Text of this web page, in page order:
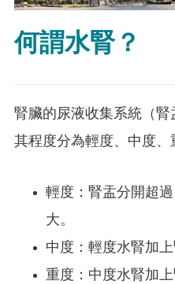
何謂水腎？
腎臟的尿液收集系統（腎
其程度分為輕度、中度、
輕度：腎盂分開超
大。
中度：輕度水腎加上
重度：中度水腎加上